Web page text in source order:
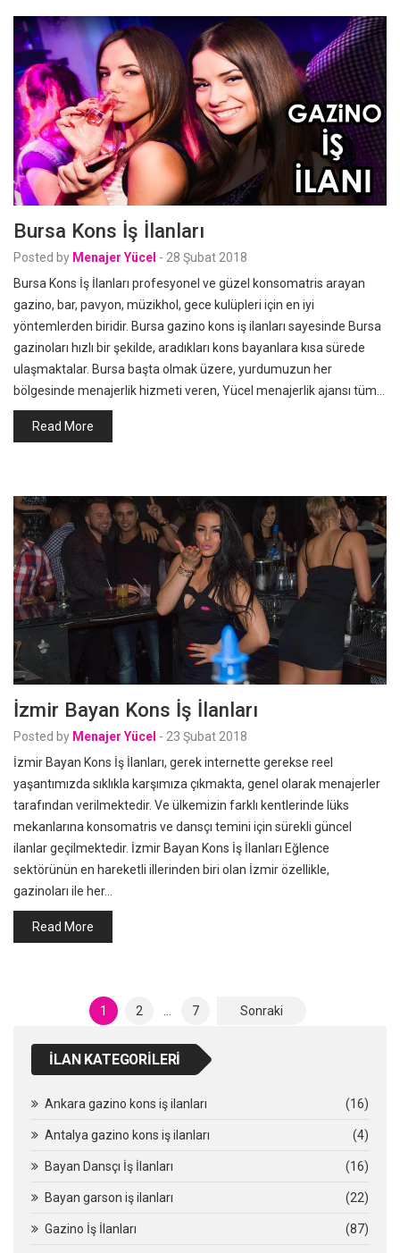
Bursa Kons İş İlanları
Posted by Menajer Yücel - 28 Şubat 2018
Bursa Kons İş İlanları profesyonel ve güzel konsomatris arayan
gazino, bar, pavyon, müzikhol, gece kulüpleri için en iyi
yöntemlerden biridir. Bursa gazino kons iş ilanları sayesinde Bursa
gazinoları hızlı bir şekilde, aradıkları kons bayanlara kısa sürede
ulaşmaktalar. Bursa başta olmak üzere, yurdumuzun her
bölgesinde menajerlik hizmeti veren, Yücel menajerlik ajansı tüm…
Read More
İzmir Bayan Kons İş İlanları
Posted by Menajer Yücel - 23 Şubat 2018
İzmir Bayan Kons İş İlanları, gerek internette gerekse reel
yaşantımızda sıklıkla karşımıza çıkmakta, genel olarak menajerler
tarafından verilmektedir. Ve ülkemizin farklı kentlerinde lüks
mekanlarına konsomatris ve dansçı temini için sürekli güncel
ilanlar geçilmektedir. İzmir Bayan Kons İş İlanları Eğlence
sektörünün en hareketli illerinden biri olan İzmir özellikle,
gazinoları ile her…
Read More
sayfalandırması
1 2 … 7 Sonraki
İLAN KATEGORILERI
Ankara gazino kons iş ilanları (16)
Antalya gazino kons iş ilanları (4)
Bayan Dansçı İş İlanları (16)
Bayan garson iş ilanları (22)
Gazino İş İlanları (87)